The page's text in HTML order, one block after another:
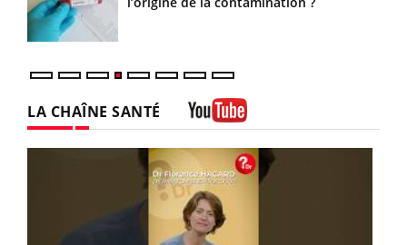
LA CHAÎNE SANTÉ